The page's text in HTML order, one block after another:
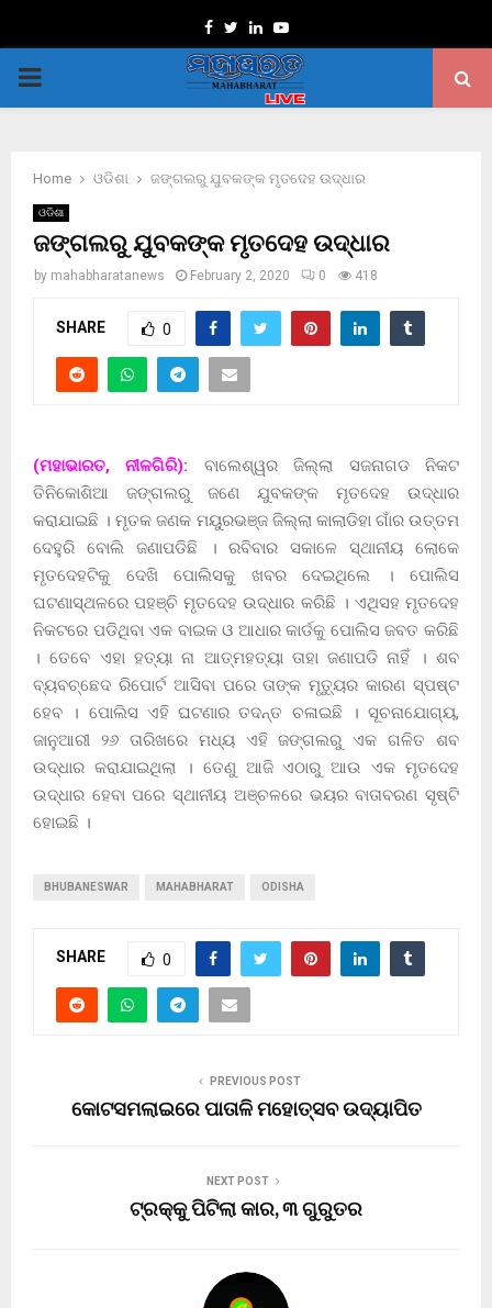
Facebook
TwitterLinkedinYoutube
PRIMARY
Home ଓଡିଶା ଜଙ୍ଗଲରୁ ଯୁବକଙ୍କ ମୃତଦେହ ଉଦ୍ଧାର
ଓଡିଶା
ଜଙ୍ଗଲରୁ ଯୁବକଙ୍କ ମୃତଦେହ ଉଦ୍ଧାର
by mahabharatanews February 2, 2020 0 418
SHARE 0
(ମହାଭାରତ, ନୀଳଗିରି): ବାଲେଶ୍ୱର ଜିଲ୍ଲା ସଜନାଗଡ ନିକଟ
ତିନିକୋଶିଆ ଜଙ୍ଗଲରୁ ଜଣେ ଯୁବକଙ୍କ ମୃତଦେହ ଉଦ୍ଧାର
କରାଯାଇଛି । ମୃତକ ଜଣକ ମୟୁରଭଞ୍ଜ ଜିଲ୍ଲା କାଲାଡିହା ଗାଁର ଉତ୍ତମ
ଦେହୁରି ବୋଲି ଜଣାପଡିଛି । ରବିବାର ସକାଳେ ସ୍ଥାନୀୟ ଲୋକେ
ମୃତଦେହଟିକୁ ଦେଖି ପୋଲିସକୁ ଖବର ଦେଇଥିଲେ । ପୋଲିସ
ଘଟଣାସ୍ଥଳରେ ପହଞ୍ଚି ମୃତଦେହ ଉଦ୍ଧାର କରିଛି । ଏଥିସହ ମୃତଦେହ
ନିକଟରେ ପଡିଥିବା ଏକ ବାଇକ ଓ ଆଧାର କାର୍ଡକୁ ପୋଲିସ ଜବତ କରିଛି
। ତେବେ ଏହା ହତ୍ୟା ନା ଆତ୍ମହତ୍ୟା ତାହା ଜଣାପଡି ନାହିଁ । ଶବ
ବ୍ୟବଚ୍ଛେଦ ରିପୋର୍ଟ ଆସିବା ପରେ ତାଙ୍କ ମୃତ୍ୟୁର କାରଣ ସ୍ପଷ୍ଟ
ହେବ । ପୋଲିସ ଏହି ଘଟଣାର ତଦନ୍ତ ଚଳାଇଛି । ସୂଚନାଯୋଗ୍ୟ,
ଜାନୁଆରୀ ୨୬ ତାରିଖରେ ମଧ୍ୟ ଏହି ଜଙ୍ଗଲରୁ ଏକ ଗଳିତ ଶବ
ଉଦ୍ଧାର କରାଯାଇଥିଲା । ତେଣୁ ଆଜି ଏଠାରୁ ଆଉ ଏକ ମୃତଦେହ
ଉଦ୍ଧାର ହେବା ପରେ ସ୍ଥାନୀୟ ଅଞ୍ଚଳରେ ଭୟର ବାତାବରଣ ସୃଷ୍ଟି
ହୋଇଛି ।
BHUBANESWAR MAHABHARAT ODISHA
SHARE 0
PREVIOUS POST
କୋଟସମଲାଇରେ ପାତାଳି ମହୋତ୍ସବ ଉଦ୍ୟାପିତ
NEXT POST
ଟ୍ରକ୍କୁ ପିଟିଲା କାର, ୩ ଗୁରୁତର